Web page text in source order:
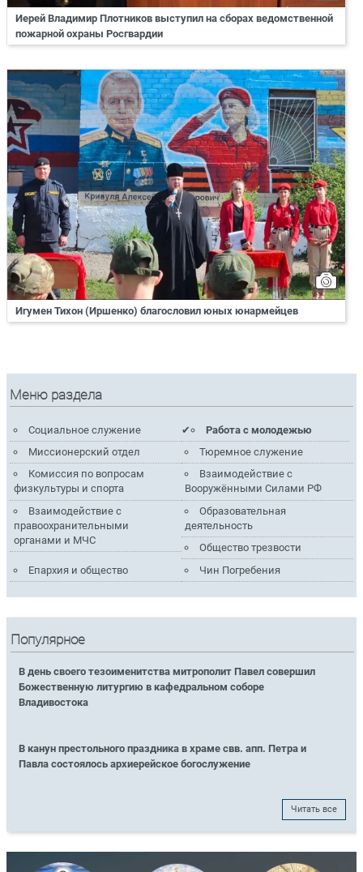
Иерей Владимир Плотников выступил на сборах ведомственной
пожарной охраны Росгвардии
Игумен Тихон (Иршенко) благословил юных юнармейцев
Меню раздела
Социальное служение
Работа с молодежью
Миссионерский отдел
Тюремное служение
Комиссия по вопросам
физкультуры и спорта
Взаимодействие с
Вооружёнными Силами РФ
Взаимодействие с
правоохранительными
органами и МЧС
Образовательная
деятельность
Общество трезвости
Епархия и общество
Чин Погребения
Популярное
В день своего тезоименитства митрополит Павел совершил
Божественную литургию в кафедральном соборе
Владивостока
В канун престольного праздника в храме свв. апп. Петра и
Павла состоялось архиерейское богослужение
Читать все